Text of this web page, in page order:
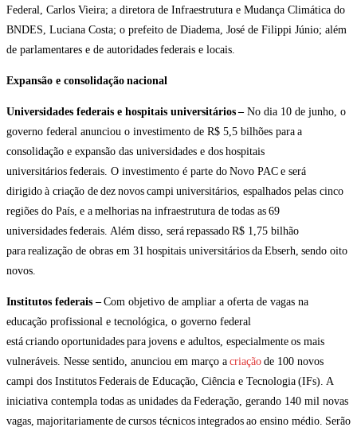
Federal, Carlos Vieira; a diretora de Infraestrutura e Mudança Climática do
BNDES, Luciana Costa; o prefeito de Diadema, José de Filippi Júnio; além
de parlamentares e de autoridades federais e locais.
Expansão e consolidação nacional
Universidades federais e hospitais universitários – No dia 10 de junho, o
governo federal anunciou o investimento de R$ 5,5 bilhões para a
consolidação e expansão das universidades e dos hospitais
universitários federais. O investimento é parte do Novo PAC e será
dirigido à criação de dez novos campi universitários, espalhados pelas cinco
regiões do País, e a melhorias na infraestrutura de todas as 69
universidades federais. Além disso, será repassado R$ 1,75 bilhão
para realização de obras em 31 hospitais universitários da Ebserh, sendo oito
novos.
Institutos federais – Com objetivo de ampliar a oferta de vagas na
educação profissional e tecnológica, o governo federal
está criando oportunidades para jovens e adultos, especialmente os mais
vulneráveis. Nesse sentido, anunciou em março a criação de 100 novos
campi dos Institutos Federais de Educação, Ciência e Tecnologia (IFs). A
iniciativa contempla todas as unidades da Federação, gerando 140 mil novas
vagas, majoritariamente de cursos técnicos integrados ao ensino médio. Serão